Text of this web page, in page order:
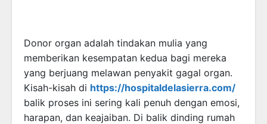
Donor organ adalah tindakan mulia yang
memberikan kesempatan kedua bagi mereka
yang berjuang melawan penyakit gagal organ.
Kisah-kisah di https://hospitaldelasierra.com/
balik proses ini sering kali penuh dengan emosi,
harapan, dan keajaiban. Di balik dinding rumah